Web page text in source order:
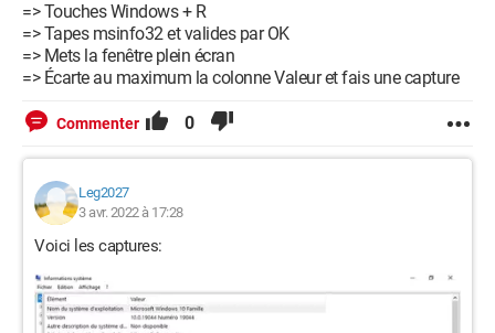
=> Touches Windows + R
=> Tapes msinfo32 et valides par OK
=> Mets la fenêtre plein écran
=> Écarte au maximum la colonne Valeur et fais une capture
Commenter 0
Leg2027
3 avr. 2022 à 17:28
Voici les captures: